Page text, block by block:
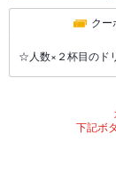
クー
☆人数×２杯目のド
下記ボ